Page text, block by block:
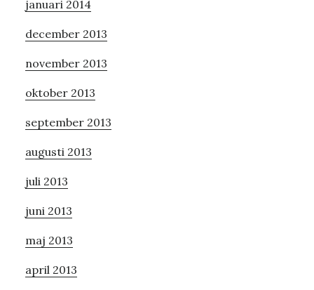
januari 2014
december 2013
november 2013
oktober 2013
september 2013
augusti 2013
juli 2013
juni 2013
maj 2013
april 2013